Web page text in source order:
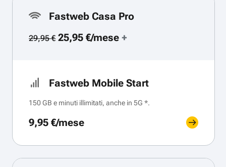
Fastweb Casa Pro
29,95 €25,95 €/mese+
Fastweb Mobile Start
150 GB e minuti illimitati, anche in 5G *.
9,95 €/mese